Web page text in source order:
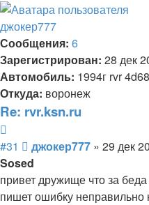
джокер777
Сообщения: 6
Зарегистрирован: 28 дек
Автомобиль: 1994г rvr
Откуда: воронеж
Re: rvr.ksn.ru
#31
Сообщение
джокер777 » 29 дек
Sosed
привет дружище что за
пишет ошибку неправильно